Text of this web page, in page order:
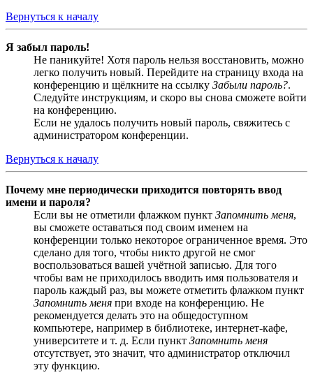
Вернуться к началу
Я забыл пароль!
Не паникуйте! Хотя пароль нельзя восстановить, можно
легко получить новый. Перейдите на страницу входа на
конференцию и щёлкните на ссылку Забыли пароль?.
Следуйте инструкциям, и скоро вы снова сможете войти
на конференцию.
Если не удалось получить новый пароль, свяжитесь с
администратором конференции.
Вернуться к началу
Почему мне периодически приходится повторять ввод
имени и пароля?
Если вы не отметили флажком пункт Запомнить меня,
вы сможете оставаться под своим именем на
конференции только некоторое ограниченное время. Это
сделано для того, чтобы никто другой не смог
воспользоваться вашей учётной записью. Для того
чтобы вам не приходилось вводить имя пользователя и
пароль каждый раз, вы можете отметить флажком пункт
Запомнить меня при входе на конференцию. Не
рекомендуется делать это на общедоступном
компьютере, например в библиотеке, интернет-кафе,
университете и т. д. Если пункт Запомнить меня
отсутствует, это значит, что администратор отключил
эту функцию.